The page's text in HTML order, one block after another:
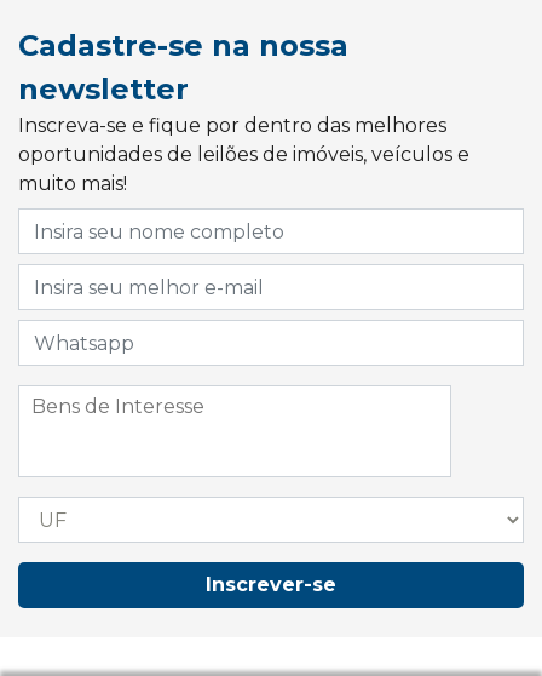
Cadastre-se na nossa
newsletter
Inscreva-se e fique por dentro das melhores
oportunidades de leilões de imóveis, veículos e
muito mais!
Inscrever-se